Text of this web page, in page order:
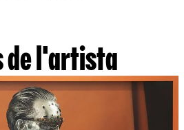
de l'artista